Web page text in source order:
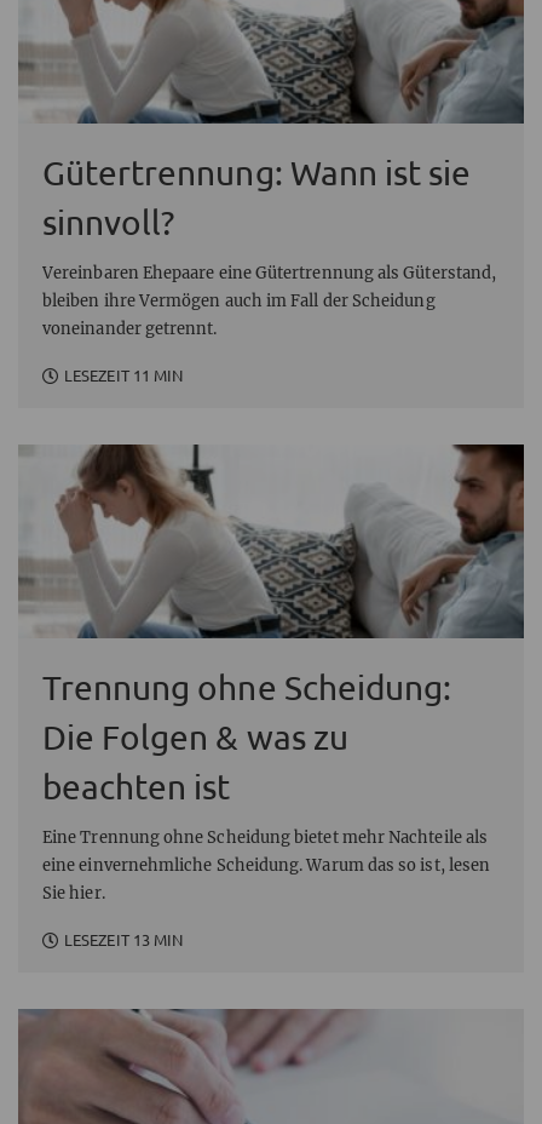
Gütertrennung: Wann ist sie
sinnvoll?
Vereinbaren Ehepaare eine Gütertrennung als Güterstand,
bleiben ihre Vermögen auch im Fall der Scheidung
voneinander getrennt.
LESEZEIT 11 MIN
Trennung ohne Scheidung:
Die Folgen & was zu
beachten ist
Eine Trennung ohne Scheidung bietet mehr Nachteile als
eine einvernehmliche Scheidung. Warum das so ist, lesen
Sie hier.
LESEZEIT 13 MIN